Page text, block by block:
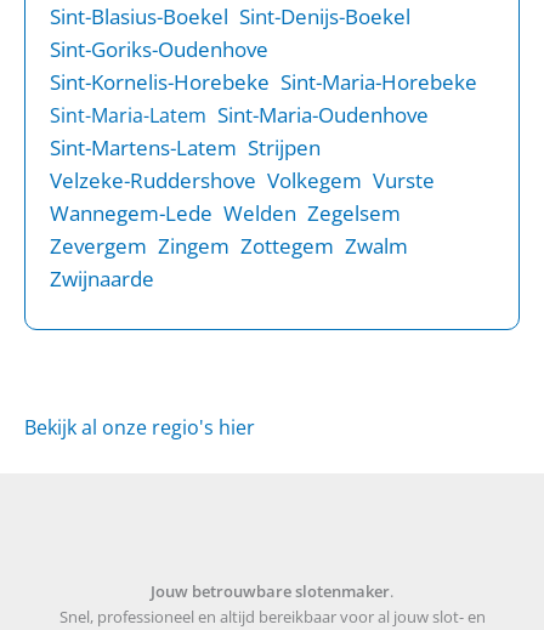
Sint-Blasius-Boekel Sint-Denijs-Boekel
Sint-Goriks-Oudenhove
Sint-Kornelis-Horebeke Sint-Maria-Horebeke
Sint-Maria-Latem Sint-Maria-Oudenhove
Sint-Martens-Latem Strijpen
Velzeke-Ruddershove Volkegem Vurste
Wannegem-Lede Welden Zegelsem
Zevergem Zingem Zottegem Zwalm
Zwijnaarde
Bekijk al onze regio's hier
Jouw betrouwbare slotenmaker.
Snel, professioneel en altijd bereikbaar voor al jouw slot- en